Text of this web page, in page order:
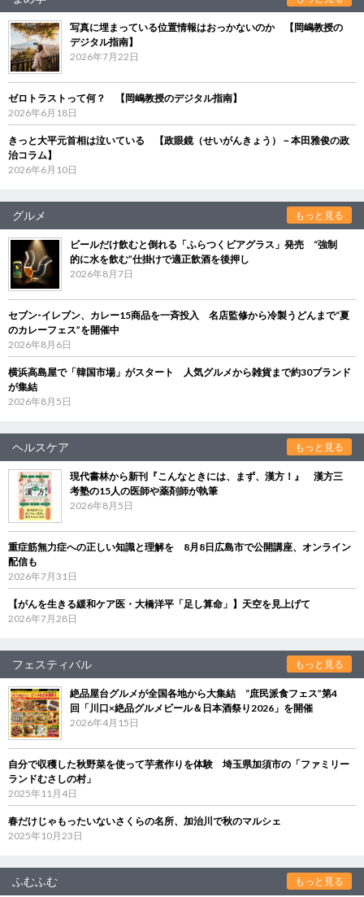
写真に埋まっている位置情報はおっかないのか 【岡嶋教授の
デジタル指南】
2026年7月22日
ゼロトラストって何？ 【岡嶋教授のデジタル指南】
2026年6月18日
きっと大平元首相は泣いている 【政眼鏡（せいがんきょう）－本田雅俊の政
治コラム】
2026年6月10日
グルメ もっと見る
ビールだけ飲むと倒れる「ふらつくビアグラス」発売 “強制
的に水を飲む”仕掛けで適正飲酒を後押し
2026年8月7日
セブン‐イレブン、カレー15商品を一斉投入 名店監修から冷製うどんまで“夏
のカレーフェス”を開催中
2026年8月6日
横浜高島屋で「韓国市場」がスタート 人気グルメから雑貨まで約30ブランド
が集結
2026年8月5日
ヘルスケア もっと見る
現代書林から新刊『こんなときには、まず、漢方！』 漢方三
考塾の15人の医師や薬剤師が執筆
2026年8月5日
重症筋無力症への正しい知識と理解を 8月8日広島市で公開講座、オンライン
配信も
2026年7月31日
【がんを生きる緩和ケア医・大橋洋平「足し算命」】天空を見上げて
2026年7月28日
フェスティバル もっと見る
絶品屋台グルメが全国各地から大集結 “庶民派食フェス”第4
回「川口×絶品グルメビール＆日本酒祭り2026」を開催
2026年4月15日
自分で収穫した秋野菜を使って芋煮作りを体験 埼玉県加須市の「ファミリー
ランドむさしの村」
2025年11月4日
春だけじゃもったいないさくらの名所、加治川で秋のマルシェ
2025年10月23日
ふむふむ もっと見る